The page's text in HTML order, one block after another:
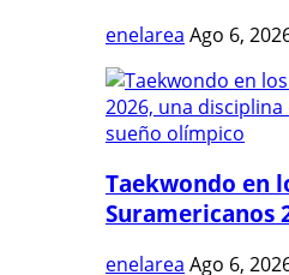
enelarea Ago 6,
Taekwondo en
Suramericanos
enelarea Ago 6,